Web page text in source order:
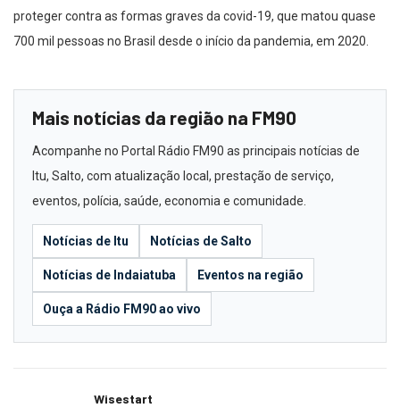
proteger contra as formas graves da covid-19, que matou quase
700 mil pessoas no Brasil desde o início da pandemia, em 2020.
Mais notícias da região na FM90
Acompanhe no Portal Rádio FM90 as principais notícias de
Itu, Salto, com atualização local, prestação de serviço,
eventos, polícia, saúde, economia e comunidade.
Notícias de Itu Notícias de Salto
Notícias de Indaiatuba Eventos na região
Ouça a Rádio FM90 ao vivo
Wisestart